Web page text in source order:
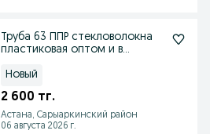
Труба 63 ППР стекловолокна
пластиковая оптом и в
Новый
2 600 тг.
Астана, Сарыаркинский район
06 августа 2026 г.